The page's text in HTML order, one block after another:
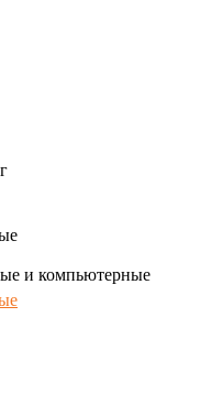
и компьютерные